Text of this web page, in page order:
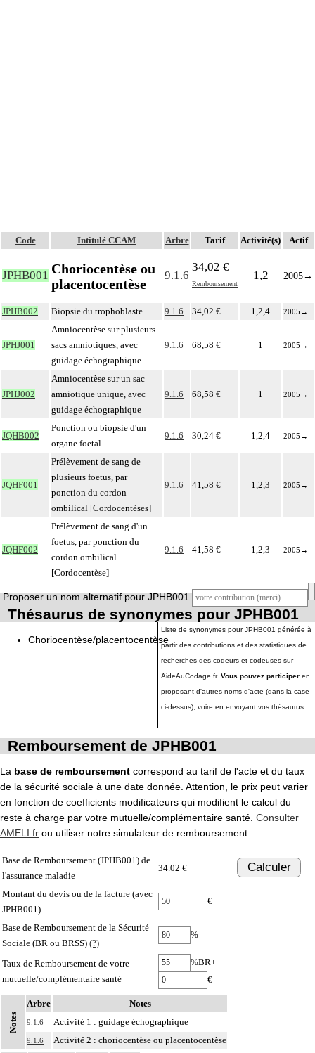
Code Intitulé CCAM Arbre Tarif Activité(s) Actif
JPHB001 Choriocentèse ou
placentocentèse
9.1.6
34,02 €
Remboursement
1,2 2005→
JPHB002 Biopsie du trophoblaste 9.1.6 34,02 € 1,2,4 2005 →
JPHJ001
Amniocentèse sur plusieurs
sacs amniotiques, avec
guidage échographique
9.1.6 68,58 € 1 2005 →
JPHJ002
Amniocentèse sur un sac
amniotique unique, avec
guidage échographique
9.1.6 68,58 € 1 2005 →
JQHB002
Ponction ou biopsie d'un
organe foetal
9.1.6 30,24 € 1,2,4 2005 →
JQHF001
Prélèvement de sang de
plusieurs foetus, par
ponction du cordon
ombilical [Cordocentèses]
9.1.6 41,58 € 1,2,3 2005 →
JQHF002
Prélèvement de sang d'un
foetus, par ponction du
cordon ombilical
[Cordocentèse]
9.1.6 41,58 € 1,2,3 2005 →
Proposer un nom alternatif pour JPHB001
Thésaurus de synonymes pour JPHB001
Choriocentèse/placentocentèse
Liste de synonymes pour JPHB001 générée à
partir des contributions et des statistiques de
recherches des codeurs et codeuses sur
AideAuCodage.fr. Vous pouvez participer en
proposant d'autres noms d'acte (dans la case
ci-dessus), voire en envoyant vos thésaurus
Remboursement de JPHB001
La base de remboursement correspond au tarif de l'acte et du taux
de la sécurité sociale à une date donnée. Attention, le prix peut varier
en fonction de coefficients modificateurs qui modifient le calcul du
reste à charge par votre mutuelle/complémentaire santé. Consulter
AMELI.fr ou utiliser notre simulateur de remboursement :
Base de Remboursement (JPHB001) de
l'assurance maladie
34.02 € Calculer
Montant du devis ou de la facture (avec
JPHB001)
€
Base de Remboursement de la Sécurité
Sociale (BR ou BRSS) (?)
%
Taux de Remboursement de votre
mutuelle/complémentaire santé
%BR+
€
Notes
Arbre Notes
9.1.6 Activité 1 : guidage échographique
9.1.6 Activité 2 : choriocentèse ou placentocentèse